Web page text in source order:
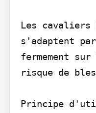
Les cavaliers
s'adaptent
fermement
risque de
Principe